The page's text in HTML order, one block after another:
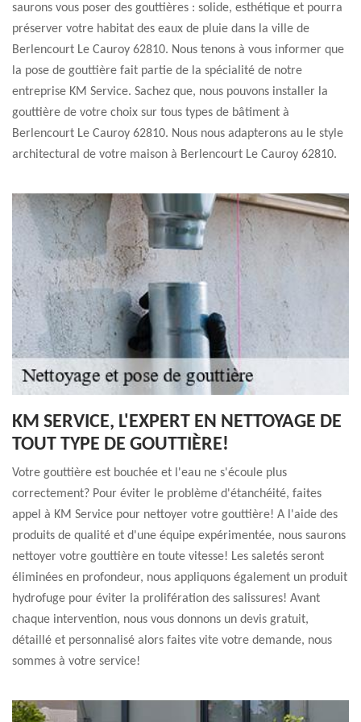
saurons vous poser des gouttières : solide, esthétique et pourra
préserver votre habitat des eaux de pluie dans la ville de
Berlencourt Le Cauroy 62810. Nous tenons à vous informer que
la pose de gouttière fait partie de la spécialité de notre
entreprise KM Service. Sachez que, nous pouvons installer la
gouttière de votre choix sur tous types de bâtiment à
Berlencourt Le Cauroy 62810. Nous nous adapterons au le style
architectural de votre maison à Berlencourt Le Cauroy 62810.
KM SERVICE, L'EXPERT EN NETTOYAGE DE
TOUT TYPE DE GOUTTIÈRE!
Votre gouttière est bouchée et l'eau ne s'écoule plus
correctement? Pour éviter le problème d'étanchéité, faites
appel à KM Service pour nettoyer votre gouttière! A l'aide des
produits de qualité et d'une équipe expérimentée, nous saurons
nettoyer votre gouttière en toute vitesse! Les saletés seront
éliminées en profondeur, nous appliquons également un produit
hydrofuge pour éviter la prolifération des salissures! Avant
chaque intervention, nous vous donnons un devis gratuit,
détaillé et personnalisé alors faites vite votre demande, nous
sommes à votre service!